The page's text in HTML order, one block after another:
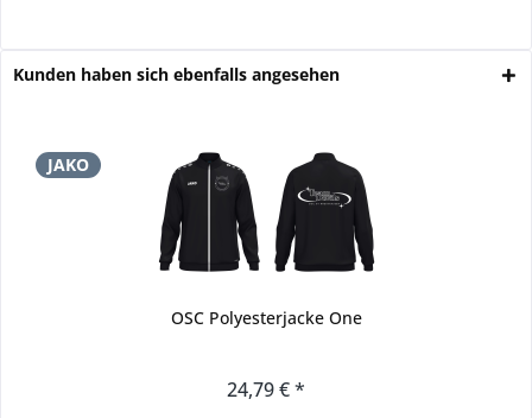
Kunden haben sich ebenfalls angesehen
JAKO
OSC Polyesterjacke One
24,79 € *